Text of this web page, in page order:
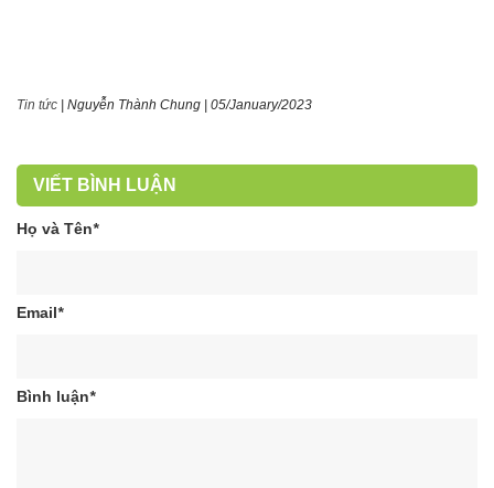
Tin tức | Nguyễn Thành Chung | 05/January/2023
VIẾT BÌNH LUẬN
Họ và Tên*
Email*
Bình luận*